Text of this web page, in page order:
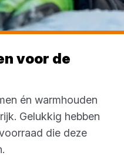
voor de
én warmhouden
Gelukkig hebben
die deze